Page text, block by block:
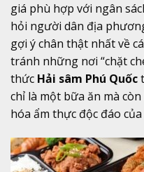
giá phù hợp với ngân
hỏi người dân địa
gợi ý chân thật nhất về
tránh những nơi “chặt
thức Hải sâm Phú Quốc
chỉ là một bữa ăn mà
hóa ẩm thực độc đáo